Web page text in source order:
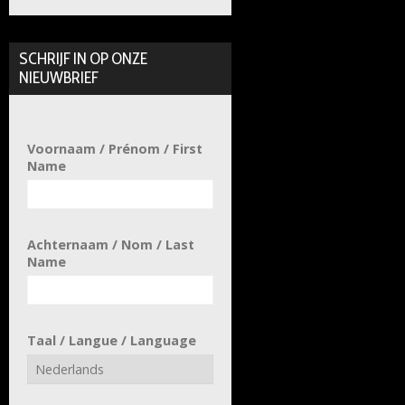
SCHRIJF IN OP ONZE
NIEUWBRIEF
Voornaam / Prénom / First
Name
Achternaam / Nom / Last
Name
Taal / Langue / Language